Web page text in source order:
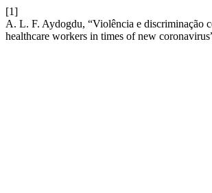
[1]
A. L. F. Aydogdu, “Violência e discriminação
healthcare workers in times of new